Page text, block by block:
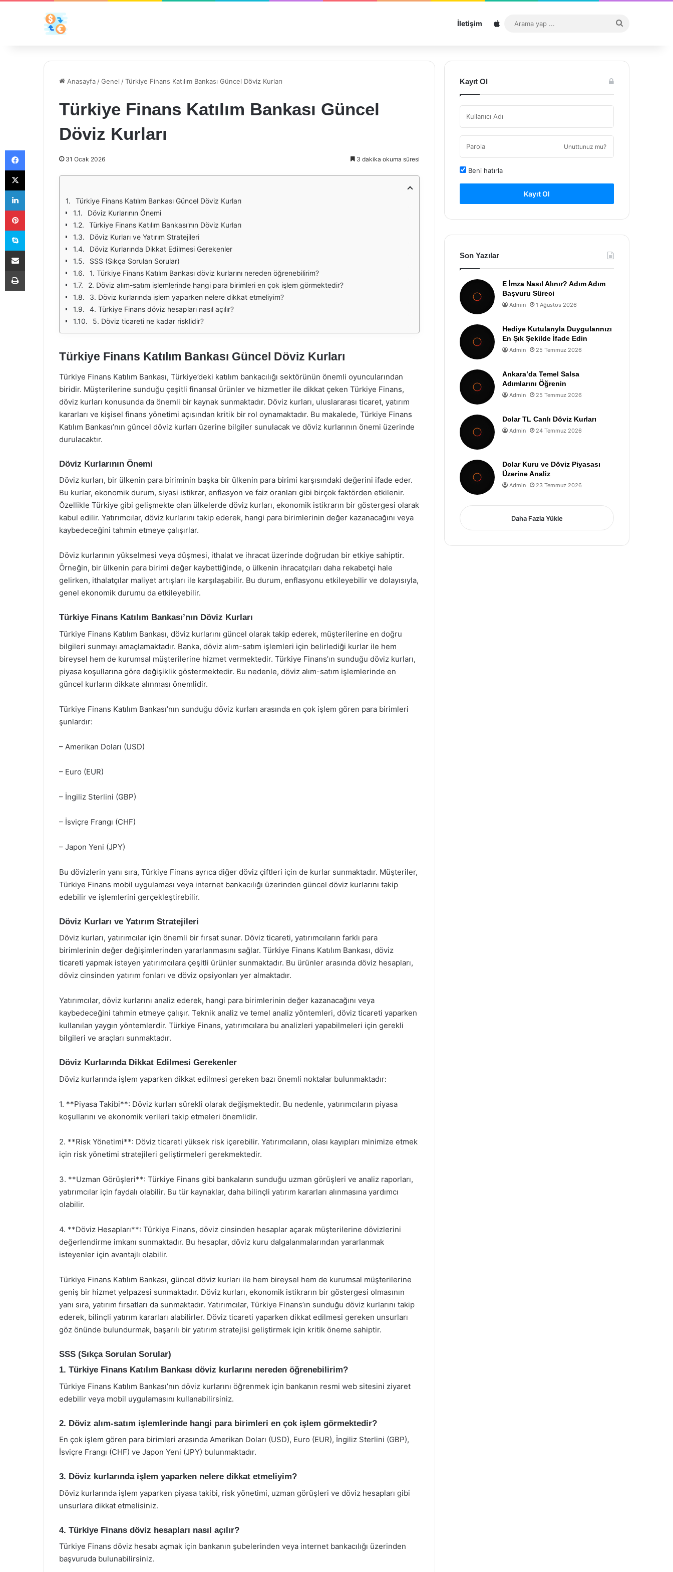
İletişim Sitemap
...
Anasayfa /Genel /Türkiye Finans Katılım Bankası Güncel Döviz Kurları
Türkiye Finans Katılım Bankası Güncel
Döviz Kurları
31 Ocak 2026 3 dakika okuma süresi
Türkiye Finans Katılım Bankası Güncel Döviz Kurları
Döviz Kurlarının Önemi
Türkiye Finans Katılım Bankası'nın Döviz Kurları
Döviz Kurları ve Yatırım Stratejileri
Döviz Kurlarında Dikkat Edilmesi Gerekenler
SSS (Sıkça Sorulan Sorular)
1. Türkiye Finans Katılım Bankası döviz kurlarını nereden öğrenebilirim?
2. Döviz alım-satım işlemlerinde hangi para birimleri en çok işlem görmektedir?
3. Döviz kurlarında işlem yaparken nelere dikkat etmeliyim?
4. Türkiye Finans döviz hesapları nasıl açılır?
5. Döviz ticareti ne kadar risklidir?
Türkiye Finans Katılım Bankası Güncel Döviz Kurları
Türkiye Finans Katılım Bankası, Türkiye’deki katılım bankacılığı sektörünün önemli oyuncularından
biridir. Müşterilerine sunduğu çeşitli finansal ürünler ve hizmetler ile dikkat çeken Türkiye Finans,
döviz kurları konusunda da önemli bir kaynak sunmaktadır. Döviz kurları, uluslararası ticaret, yatırım
kararları ve kişisel finans yönetimi açısından kritik bir rol oynamaktadır. Bu makalede, Türkiye Finans
Katılım Bankası’nın güncel döviz kurları üzerine bilgiler sunulacak ve döviz kurlarının önemi üzerinde
durulacaktır.
Döviz Kurlarının Önemi
Döviz kurları, bir ülkenin para biriminin başka bir ülkenin para birimi karşısındaki değerini ifade eder.
Bu kurlar, ekonomik durum, siyasi istikrar, enflasyon ve faiz oranları gibi birçok faktörden etkilenir.
Özellikle Türkiye gibi gelişmekte olan ülkelerde döviz kurları, ekonomik istikrarın bir göstergesi olarak
kabul edilir. Yatırımcılar, döviz kurlarını takip ederek, hangi para birimlerinin değer kazanacağını veya
kaybedeceğini tahmin etmeye çalışırlar.
Döviz kurlarının yükselmesi veya düşmesi, ithalat ve ihracat üzerinde doğrudan bir etkiye sahiptir.
Örneğin, bir ülkenin para birimi değer kaybettiğinde, o ülkenin ihracatçıları daha rekabetçi hale
gelirken, ithalatçılar maliyet artışları ile karşılaşabilir. Bu durum, enflasyonu etkileyebilir ve dolayısıyla,
genel ekonomik durumu da etkileyebilir.
Türkiye Finans Katılım Bankası’nın Döviz Kurları
Türkiye Finans Katılım Bankası, döviz kurlarını güncel olarak takip ederek, müşterilerine en doğru
bilgileri sunmayı amaçlamaktadır. Banka, döviz alım-satım işlemleri için belirlediği kurlar ile hem
bireysel hem de kurumsal müşterilerine hizmet vermektedir. Türkiye Finans’ın sunduğu döviz kurları,
piyasa koşullarına göre değişiklik göstermektedir. Bu nedenle, döviz alım-satım işlemlerinde en
güncel kurların dikkate alınması önemlidir.
Türkiye Finans Katılım Bankası’nın sunduğu döviz kurları arasında en çok işlem gören para birimleri
şunlardır:
– Amerikan Doları (USD)
– Euro (EUR)
– İngiliz Sterlini (GBP)
– İsviçre Frangı (CHF)
– Japon Yeni (JPY)
Bu dövizlerin yanı sıra, Türkiye Finans ayrıca diğer döviz çiftleri için de kurlar sunmaktadır. Müşteriler,
Türkiye Finans mobil uygulaması veya internet bankacılığı üzerinden güncel döviz kurlarını takip
edebilir ve işlemlerini gerçekleştirebilir.
Döviz Kurları ve Yatırım Stratejileri
Döviz kurları, yatırımcılar için önemli bir fırsat sunar. Döviz ticareti, yatırımcıların farklı para
birimlerinin değer değişimlerinden yararlanmasını sağlar. Türkiye Finans Katılım Bankası, döviz
ticareti yapmak isteyen yatırımcılara çeşitli ürünler sunmaktadır. Bu ürünler arasında döviz hesapları,
döviz cinsinden yatırım fonları ve döviz opsiyonları yer almaktadır.
Yatırımcılar, döviz kurlarını analiz ederek, hangi para birimlerinin değer kazanacağını veya
kaybedeceğini tahmin etmeye çalışır. Teknik analiz ve temel analiz yöntemleri, döviz ticareti yaparken
kullanılan yaygın yöntemlerdir. Türkiye Finans, yatırımcılara bu analizleri yapabilmeleri için gerekli
bilgileri ve araçları sunmaktadır.
Döviz Kurlarında Dikkat Edilmesi Gerekenler
Döviz kurlarında işlem yaparken dikkat edilmesi gereken bazı önemli noktalar bulunmaktadır:
1. **Piyasa Takibi**: Döviz kurları sürekli olarak değişmektedir. Bu nedenle, yatırımcıların piyasa
koşullarını ve ekonomik verileri takip etmeleri önemlidir.
2. **Risk Yönetimi**: Döviz ticareti yüksek risk içerebilir. Yatırımcıların, olası kayıpları minimize etmek
için risk yönetimi stratejileri geliştirmeleri gerekmektedir.
3. **Uzman Görüşleri**: Türkiye Finans gibi bankaların sunduğu uzman görüşleri ve analiz raporları,
yatırımcılar için faydalı olabilir. Bu tür kaynaklar, daha bilinçli yatırım kararları alınmasına yardımcı
olabilir.
4. **Döviz Hesapları**: Türkiye Finans, döviz cinsinden hesaplar açarak müşterilerine dövizlerini
değerlendirme imkanı sunmaktadır. Bu hesaplar, döviz kuru dalgalanmalarından yararlanmak
isteyenler için avantajlı olabilir.
Türkiye Finans Katılım Bankası, güncel döviz kurları ile hem bireysel hem de kurumsal müşterilerine
geniş bir hizmet yelpazesi sunmaktadır. Döviz kurları, ekonomik istikrarın bir göstergesi olmasının
yanı sıra, yatırım fırsatları da sunmaktadır. Yatırımcılar, Türkiye Finans’ın sunduğu döviz kurlarını takip
ederek, bilinçli yatırım kararları alabilirler. Döviz ticareti yaparken dikkat edilmesi gereken unsurları
göz önünde bulundurmak, başarılı bir yatırım stratejisi geliştirmek için kritik öneme sahiptir.
SSS (Sıkça Sorulan Sorular)
1. Türkiye Finans Katılım Bankası döviz kurlarını nereden öğrenebilirim?
Türkiye Finans Katılım Bankası’nın döviz kurlarını öğrenmek için bankanın resmi web sitesini ziyaret
edebilir veya mobil uygulamasını kullanabilirsiniz.
2. Döviz alım-satım işlemlerinde hangi para birimleri en çok işlem görmektedir?
En çok işlem gören para birimleri arasında Amerikan Doları (USD), Euro (EUR), İngiliz Sterlini (GBP),
İsviçre Frangı (CHF) ve Japon Yeni (JPY) bulunmaktadır.
3. Döviz kurlarında işlem yaparken nelere dikkat etmeliyim?
Döviz kurlarında işlem yaparken piyasa takibi, risk yönetimi, uzman görüşleri ve döviz hesapları gibi
unsurlara dikkat etmelisiniz.
4. Türkiye Finans döviz hesapları nasıl açılır?
Türkiye Finans döviz hesabı açmak için bankanın şubelerinden veya internet bankacılığı üzerinden
başvuruda bulunabilirsiniz.
Kayıt Ol
Unuttunuz mu?
Beni hatırla
Kayıt Ol
Son Yazılar
E İmza Nasıl Alınır? Adım Adım
Başvuru Süreci
Admin 1 Ağustos 2026
Hediye Kutularıyla Duygularınızı
En Şık Şekilde İfade Edin
Admin 25 Temmuz 2026
Ankara’da Temel Salsa
Adımlarını Öğrenin
Admin 25 Temmuz 2026
Dolar TL Canlı Döviz Kurları
Admin 24 Temmuz 2026
Dolar Kuru ve Döviz Piyasası
Üzerine Analiz
Admin 23 Temmuz 2026
Daha Fazla Yükle
Facebook
X
LinkedIn
Pinterest
Skype
E-Posta ile paylaş